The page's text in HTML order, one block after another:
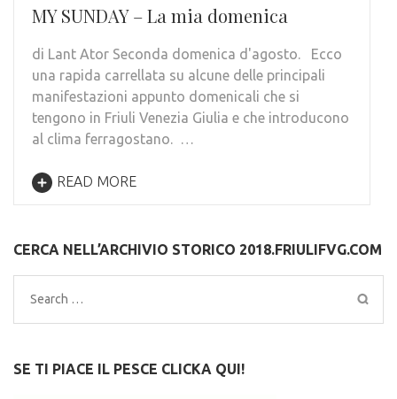
MY SUNDAY – La mia domenica
di Lant Ator Seconda domenica d'agosto. Ecco
una rapida carrellata su alcune delle principali
manifestazioni appunto domenicali che si
tengono in Friuli Venezia Giulia e che introducono
al clima ferragostano. …
READ MORE
CERCA NELL’ARCHIVIO STORICO 2018.FRIULIFVG.COM
Search
for:
SE TI PIACE IL PESCE CLICKA QUI!